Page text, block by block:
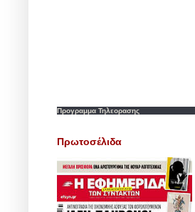
Προγραμμα Τηλεορασης
Πρωτοσέλιδα